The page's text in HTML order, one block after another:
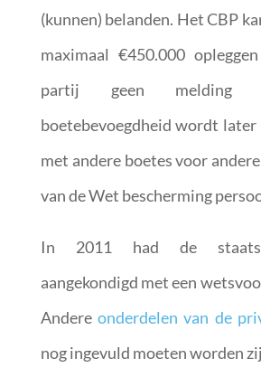
(kunnen) belanden. Het CBP
maximaal €450.000
partij geen melding
boetebevoegdheid wordt
met andere boetes voor
van de Wet bescherming
In 2011 had de
aangekondigd met een
Andereonderdelen van de
nog ingevuld moeten worden